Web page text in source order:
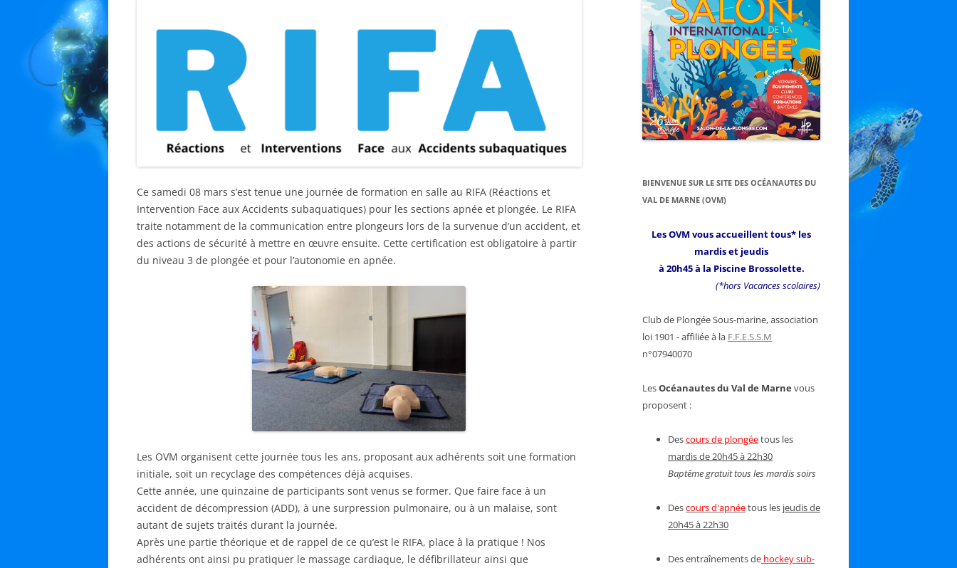
Ce samedi 08 mars s’est tenue une journée de formation en salle au RIFA (Réactions et
Intervention Face aux Accidents subaquatiques) pour les sections apnée et plongée. Le RIFA
traite notamment de la communication entre plongeurs lors de la survenue d’un accident, et
des actions de sécurité à mettre en œuvre ensuite. Cette certification est obligatoire à partir
du niveau 3 de plongée et pour l’autonomie en apnée.
Les OVM organisent cette journée tous les ans, proposant aux adhérents soit une formation
initiale, soit un recyclage des compétences déjà acquises.
Cette année, une quinzaine de participants sont venus se former. Que faire face à un
accident de décompression (ADD), à une surpression pulmonaire, ou à un malaise, sont
autant de sujets traités durant la journée.
Après une partie théorique et de rappel de ce qu’est le RIFA, place à la pratique ! Nos
adhérents ont ainsi pu pratiquer le massage cardiaque, le défibrillateur ainsi que
BIENVENUE SUR LE SITE DES OCÉANAUTES DU
VAL DE MARNE (OVM)
Les OVM vous accueillent tous* les
mardis et jeudis
à 20h45 à la Piscine Brossolette.
(*hors Vacances scolaires)
Club de Plongée Sous-marine, association
loi 1901 - affiliée à la F.F.E.S.S.M
n°07940070
LesOcéanautes du Val de Marne vous
proposent :
Descours de plongéetous les
mardis de 20h45 à 22h30
Baptême gratuit tous les mardis soirs
Descours d'apnéetous les jeudis de
20h45 à 22h30
Des entraînements de hockey sub-